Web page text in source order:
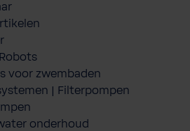
voor zwembaden
| Filterpompen
onderhoud